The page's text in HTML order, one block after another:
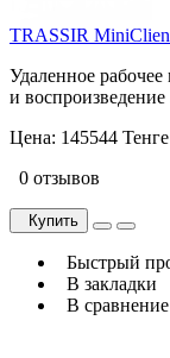
TRASSIR
Удаленное
и
Цена: 145544 Тенге
0 отзывов
Купить
Быстрый
В закладки
В сравнение